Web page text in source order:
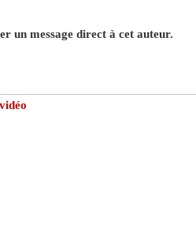
un message direct à cet auteur.